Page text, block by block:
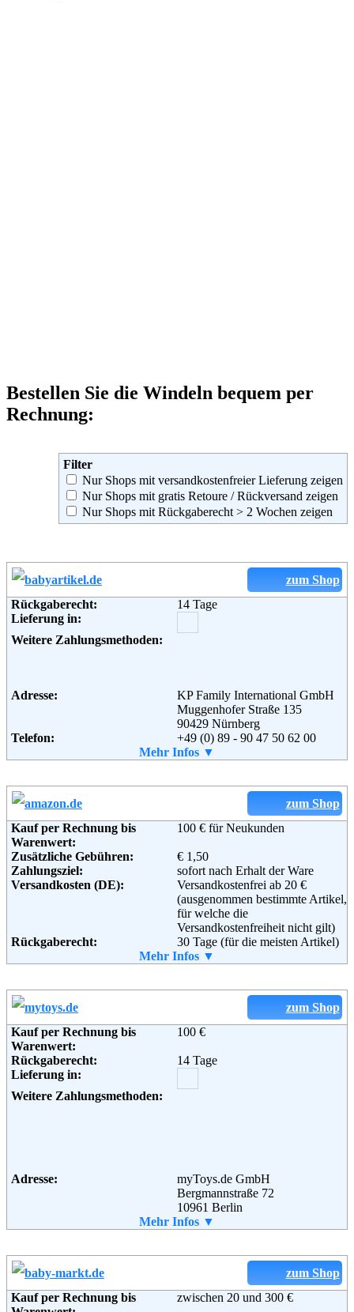
Bestellen Sie die Windeln bequem per
Rechnung:
Filter
Nur Shops mit versandkostenfreier Lieferung zeigen
Nur Shops mit gratis Retoure / Rückversand zeigen
Nur Shops mit Rückgaberecht > 2 Wochen zeigen
zum Shop
Rückgaberecht:
14 Tage
Lieferung in:
Weitere Zahlungsmethoden:
Adresse:
KP Family International GmbH
Muggenhofer Straße 135
90429 Nürnberg
Telefon:
+49 (0) 89 - 90 47 50 62 00
+49 (0) 89 - 9 04 75 06-199
Informationen:
Mehr Infos ▼
zum Shop
Kauf per Rechnung bis
Warenwert:
100 € für Neukunden
Zusätzliche Gebühren:
€ 1,50
Zahlungsziel:
sofort nach Erhalt der Ware
Versandkosten (DE):
Versandkostenfrei ab 20 €
(ausgenommen bestimmte Artikel,
für welche die
Versandkostenfreiheit nicht gilt)
Rückgaberecht:
30 Tage (für die meisten Artikel)
Ja, ab einem Warenwert von 40 €.
Weitere Zahlungsmethoden:
Adresse:
Amazon EU S.a.r.l.
2338 Luxemburg
Telefon:
Weiterführende
AGB
Mehr Infos ▼
zum Shop
Kauf per Rechnung bis
Warenwert:
100 €
Rückgaberecht:
14 Tage
Lieferung in:
Weitere Zahlungsmethoden:
Adresse:
myToys.de GmbH
Bergmannstraße 72
10961 Berlin
+49 (0)30 - 200 747 200
Soziale Kanäle:
Mehr Infos ▼
zum Shop
Kauf per Rechnung bis
zwischen 20 und 300 €